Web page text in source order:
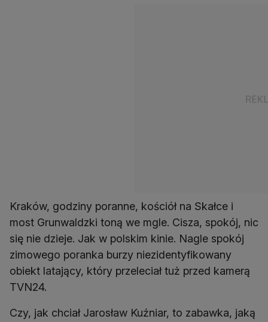
Kraków, godziny poranne, kościół na Skałce i
most Grunwaldzki toną we mgle. Cisza, spokój, nic
się nie dzieje. Jak w polskim kinie. Nagle spokój
zimowego poranka burzy niezidentyfikowany
obiekt latający, który przeleciał tuż przed kamerą
TVN24.
Czy, jak chciał Jarosław Kuźniar, to zabawka, jaką